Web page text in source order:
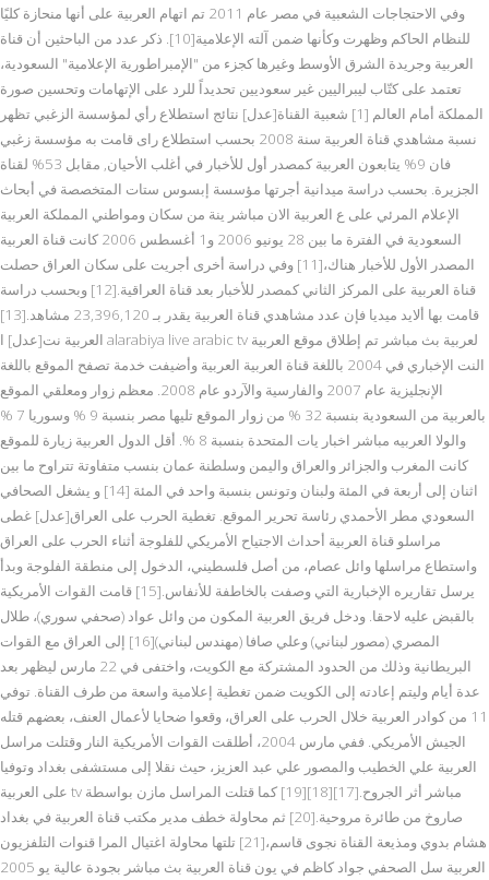
وفي الاحتجاجات الشعبية في مصر عام 2011 تم اتهام العربية على أنها منحازة كليًا
للنظام الحاكم وظهرت وكأنها ضمن آلته الإعلامية[10]. ذكر عدد من الباحثين أن قناة
العربية وجريدة الشرق الأوسط وغيرها كجزء من "الإمبراطورية الإعلامية" السعودية،
تعتمد على كتّاب ليبراليين غير سعوديين تحديداً للرد على الإتهامات وتحسين صورة
المملكة أمام العالم [1] شعبية القناة[عدل] نتائج استطلاع رأي لمؤسسة الزغبي تظهر
نسبة مشاهدي قناة العربية سنة 2008 بحسب استطلاع راى قامت به مؤسسة زغبي
فان 9% يتابعون العربية كمصدر أول للأخبار في أغلب الأحيان, مقابل 53% لقناة
الجزيرة. بحسب دراسة ميدانية أجرتها مؤسسة إبسوس ستات المتخصصة في أبحاث
الإعلام المرئي على ع العربية الان مباشر ينة من سكان ومواطني المملكة العربية
السعودية في الفترة ما بين 28 يونيو 2006 و1 أغسطس 2006 كانت قناة العربية
المصدر الأول للأخبار هناك،[11] وفي دراسة أخرى أجريت على سكان العراق حصلت
قناة العربية على المركز الثاني كمصدر للأخبار بعد قناة العراقية.[12] وبحسب دراسة
قامت بها ألايد ميديا فإن عدد مشاهدي قناة العربية يقدر بـ 23,396,120 مشاهد.[13]
العربية نت[عدل] ا alarabiya live arabic tv لعربية بث مباشر تم إطلاق موقع العربية
النت الإخباري في 2004 باللغة قناة العربية العربية وأضيفت خدمة تصفح الموقع باللغة
الإنجليزية عام 2007 والفارسية والآردو عام 2008. معظم زوار ومعلقي الموقع
بالعربية من السعودية بنسبة 32 % من زوار الموقع تليها مصر بنسبة 9 % وسوريا 7 %
والولا العربيه مباشر اخبار يات المتحدة بنسبة 8 %. أقل الدول العربية زيارة للموقع
كانت المغرب والجزائر والعراق واليمن وسلطنة عمان بنسب متفاوتة تتراوح ما بين
اثنان إلى أربعة في المئة ولبنان وتونس بنسبة واحد في المئة [14] و يشغل الصحافي
السعودي مطر الأحمدي رئاسة تحرير الموقع. تغطية الحرب على العراق[عدل] غطى
مراسلو قناة العربية أحداث الاجتياح الأمريكي للفلوجة أثناء الحرب على العراق
واستطاع مراسلها وائل عصام، من أصل فلسطيني، الدخول إلى منطقة الفلوجة وبدأ
يرسل تقاريره الإخبارية التي وصفت بالخاطفة للأنفاس.[15] قامت القوات الأمريكية
بالقبض عليه لاحقا. ودخل فريق العربية المكون من وائل عواد (صحفي سوري)، طلال
المصري (مصور لبناني) وعلي صافا (مهندس لبناني)[16] إلى العراق مع القوات
البريطانية وذلك من الحدود المشتركة مع الكويت، واختفى في 22 مارس ليظهر بعد
عدة أيام وليتم إعادته إلى الكويت ضمن تغطية إعلامية واسعة من طرف القناة. توفي
11 من كوادر العربية خلال الحرب على العراق، وقعوا ضحايا لأعمال العنف، بعضهم قتله
الجيش الأمريكي. ففي مارس 2004، أطلقت القوات الأمريكية النار وقتلت مراسل
العربية علي الخطيب والمصور علي عبد العزيز، حيث نقلا إلى مستشفى بغداد وتوفيا
على العربية tv مباشر أثر الجروح.[17][18][19] كما قتلت المراسل مازن بواسطة
صاروخ من طائرة مروحية.[20] ثم محاولة خطف مدير مكتب قناة العربية في بغداد
هشام بدوي ومذيعة القناة نجوى قاسم،[21] تلتها محاولة اغتيال المرا قنوات التلفزيون
العربية سل الصحفي جواد كاظم في يون قناة العربية بث مباشر بجودة عالية يو 2005